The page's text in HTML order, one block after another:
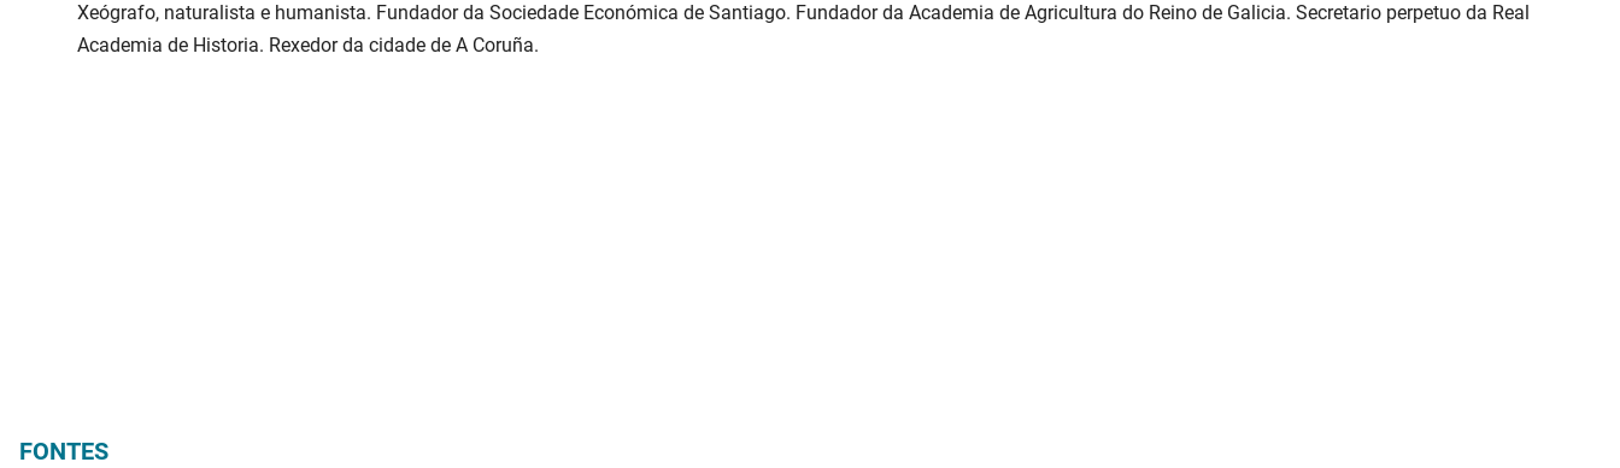
Xeógrafo, naturalista e humanista. Fundador da Sociedade Económica de Santiago. Fundador da Academia de Agricultura do Reino de Galicia. Secretario perpetuo da Real
Academia de Historia. Rexedor da cidade de A Coruña.
FONTES